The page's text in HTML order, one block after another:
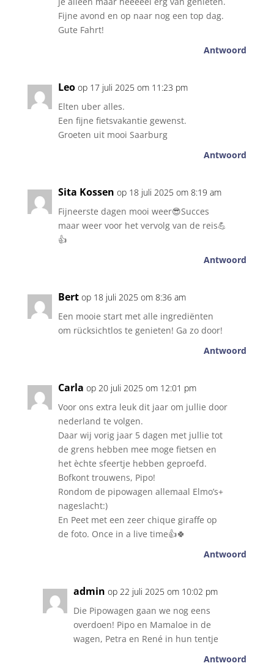
Fijne avond en op naar nog een top dag.
Gute Fahrt!
Antwoord
Leo op 17 juli 2025 om 11:23 pm
Elten uber alles.
Een fijne fietsvakantie gewenst.
Groeten uit mooi Saarburg
Antwoord
Sita Kossen op 18 juli 2025 om 8:19 am
Fijneerste dagen mooi weer😎Succes
maar weer voor het vervolg van de reis💪
👍
Antwoord
Bert op 18 juli 2025 om 8:36 am
Een mooie start met alle ingrediënten
om rücksichtlos te genieten! Ga zo door!
Antwoord
Carla op 20 juli 2025 om 12:01 pm
Voor ons extra leuk dit jaar om jullie door
nederland te volgen.
Daar wij vorig jaar 5 dagen met jullie tot
de grens hebben mee moge fietsen en
het èchte sfeertje hebben geproefd.
Bofkont trouwens, Pipo!
Rondom de pipowagen allemaal Elmo’s+
nageslacht:)
En Peet met een zeer chique giraffe op
de foto. Once in a live time👍🍀
Antwoord
admin op 22 juli 2025 om 10:02 pm
Die Pipowagen gaan we nog eens
overdoen! Pipo en Mamaloe in de
wagen, Petra en René in hun tentje
Antwoord